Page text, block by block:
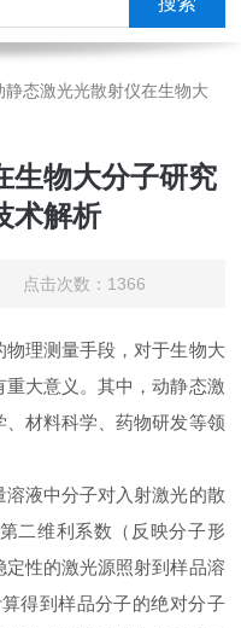
静态激光光散射仪在生物大
生物大分子研究
术解析
点击次数：1366
理测量手段，对于生物大
大意义。其中，动静态激
材料科学、药物研发等领
溶液中分子对入射激光的散
二维利系数（反映分子形
性的激光源照射到样品溶
得到样品分子的绝对分子